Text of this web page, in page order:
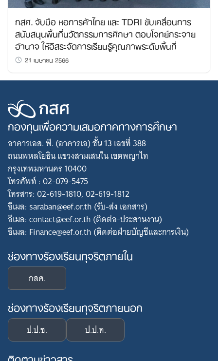
Search
for:
กสศ. จับมือ หอการค้าไทย และ TDRI ขับเคลื่อนการ
สนับสนุนพื้นที่นวัตกรรมการศึกษา ตอบโจทย์กระจาย
อำนาจ ให้อิสระจัดการเรียนรู้คุณภาพระดับพื้นที่
21 เมษายน 2566
กองทุนเพื่อความเสมอภาคทางการศึกษา
อาคารเอส. พี. (อาคารเอ) ชั้น 13 เลขที่ 388
ถนนพหลโยธิน แขวงสามเสนใน เขตพญาไท
กรุงเทพมหานคร 10400
โทรศัพท์ : 02-079-5475
โทรสาร: 02-619-1810, 02-619-1812
อีเมล: saraban@eef.or.th (รับ-ส่ง เอกสาร)
อีเมล: contact@eef.or.th (ติดต่อ-ประสานงาน)
อีเมล: Finance@eef.or.th (ติดต่อฝ่ายบัญชีและการเงิน)
ช่องทางร้องเรียนทุจริตภายใน
กสศ.
ช่องทางร้องเรียนทุจริตภายนอก
ป.ป.ช. ป.ป.ท.